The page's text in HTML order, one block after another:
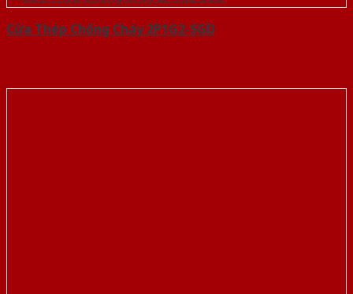
Cửa Thép Chống Cháy 2P1G2-SGD